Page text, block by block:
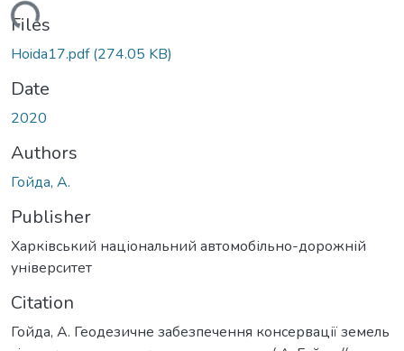
Files
Hoida17.pdf(274.05 KB)
Date
2020
Authors
Гойда, А.
Publisher
Харківський національний автомобільно-дорожній
університет
Citation
Гойда, А. Геодезичне забезпечення консервації земель